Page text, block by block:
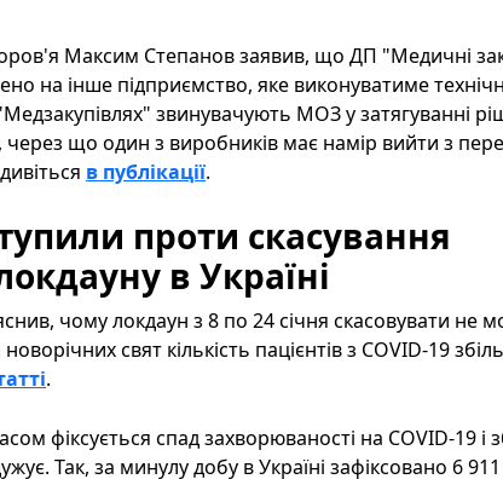
Максим Степанов заявив, що ДП "Медичні
на інше підприємство, яке виконуватиме
звинувачують МОЗ у затягуванні
що один з виробників має намір вийти з
в публікації.
проти скасування
в Україні
чому локдаун з 8 по 24 січня скасовувати не
свят кількість пацієнтів з COVID-19
.
фіксується спад захворюваності на COVID-19 і
Так, за минулу добу в Україні зафіксовано 6